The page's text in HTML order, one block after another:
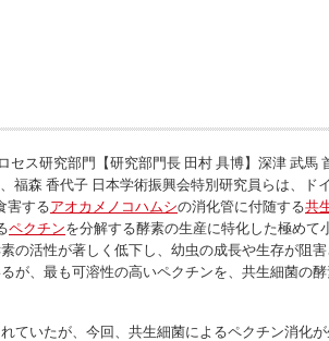
ス研究部門【研究部門長 田村 具博】深津 武馬
福森 香代子 日本学術振興会特別研究員らは、ド
害するアオカメノコハムシの消化管に付随する共
ペクチンを分解する酵素の生産に特化した極めて
の活性が著しく低下し、幼虫の成長や生存が阻
が、最も可溶性の高いペクチンを、共生細菌の
ていたが、今回、共生細菌によるペクチン消化